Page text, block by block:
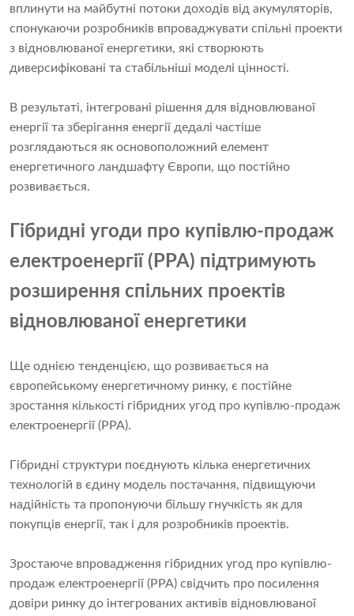
вплинути на майбутні потоки доходів від акумуляторів,
спонукаючи розробників впроваджувати спільні проекти
з відновлюваної енергетики, які створюють
диверсифіковані та стабільніші моделі цінності.
В результаті, інтегровані рішення для відновлюваної
енергії та зберігання енергії дедалі частіше
розглядаються як основоположний елемент
енергетичного ландшафту Європи, що постійно
розвивається.
Гібридні угоди про купівлю-продаж
електроенергії (PPA) підтримують
розширення спільних проектів
відновлюваної енергетики
Ще однією тенденцією, що розвивається на
європейському енергетичному ринку, є постійне
зростання кількості гібридних угод про купівлю-продаж
електроенергії (PPA).
Гібридні структури поєднують кілька енергетичних
технологій в єдину модель постачання, підвищуючи
надійність та пропонуючи більшу гнучкість як для
покупців енергії, так і для розробників проектів.
Зростаюче впровадження гібридних угод про купівлю-
продаж електроенергії (PPA) свідчить про посилення
довіри ринку до інтегрованих активів відновлюваної